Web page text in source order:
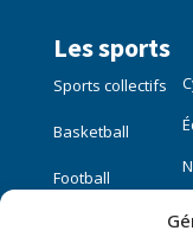
Les sports
Sports collectifs
Basketball
Football
Sports individuels